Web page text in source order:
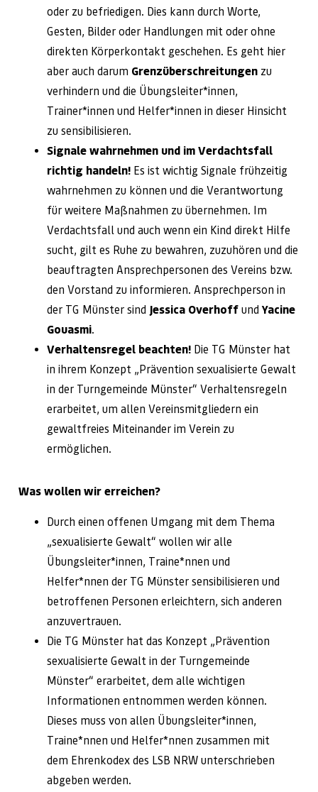
oder zu befriedigen. Dies kann durch Worte,
Gesten, Bilder oder Handlungen mit oder ohne
direkten Körperkontakt geschehen. Es geht hier
aber auch darum Grenzüberschreitungen zu
verhindern und die Übungsleiter*innen,
Trainer*innen und Helfer*innen in dieser Hinsicht
zu sensibilisieren.
Signale wahrnehmen und im Verdachtsfall
richtig handeln! Es ist wichtig Signale frühzeitig
wahrnehmen zu können und die Verantwortung
für weitere Maßnahmen zu übernehmen. Im
Verdachtsfall und auch wenn ein Kind direkt Hilfe
sucht, gilt es Ruhe zu bewahren, zuzuhören und die
beauftragten Ansprechpersonen des Vereins bzw.
den Vorstand zu informieren. Ansprechperson in
der TG Münster sind Jessica Overhoff und Yacine
Gouasmi.
Verhaltensregel beachten! Die TG Münster hat
in ihrem Konzept „Prävention sexualisierte Gewalt
in der Turngemeinde Münster“ Verhaltensregeln
erarbeitet, um allen Vereinsmitgliedern ein
gewaltfreies Miteinander im Verein zu
ermöglichen.
Was wollen wir erreichen?
Durch einen offenen Umgang mit dem Thema
„sexualisierte Gewalt“ wollen wir alle
Übungsleiter*innen, Traine*nnen und
Helfer*nnen der TG Münster sensibilisieren und
betroffenen Personen erleichtern, sich anderen
anzuvertrauen.
Die TG Münster hat das Konzept „Prävention
sexualisierte Gewalt in der Turngemeinde
Münster“ erarbeitet, dem alle wichtigen
Informationen entnommen werden können.
Dieses muss von allen Übungsleiter*innen,
Traine*nnen und Helfer*nnen zusammen mit
dem Ehrenkodex des LSB NRW unterschrieben
abgeben werden.